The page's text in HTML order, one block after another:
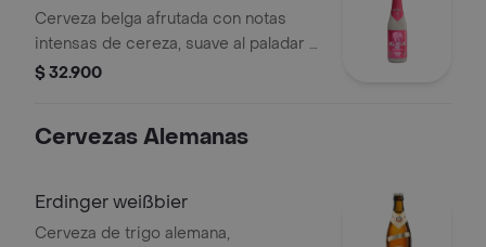
Cerveza belga afrutada con notas
intensas de cereza, suave al paladar y
de color rojo rubí. ideal para
$ 32.900
Cervezas Alemanas
Erdinger weißbier
Cerveza de trigo alemana,